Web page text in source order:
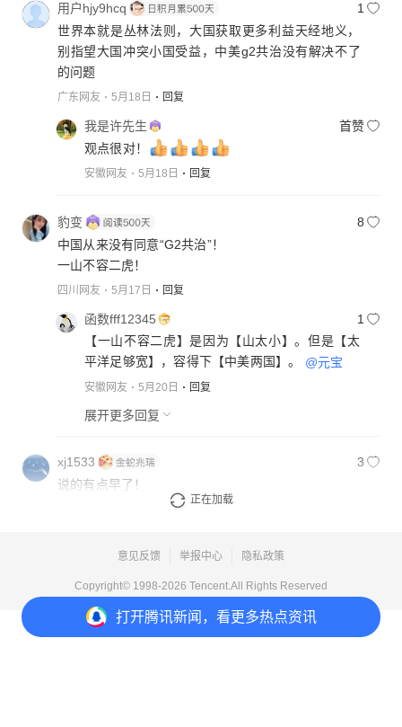
打开腾讯新闻，看更多热点资讯
用户hjy9hcq
1
世界本就是丛林法则，大国获取更多利益天经地义，
别指望大国冲突小国受益，中美g2共治没有解决不了
的问题
广东网友 5月18日 回复
我是许先生
首赞
观点很对！
安徽网友 5月18日 回复
豹变
8
中国从来没有同意“G2共治”！
一山不容二虎！
四川网友 5月17日 回复
函数fff12345
1
【一山不容二虎】是因为【山太小】。但是【太
平洋足够宽】，容得下【中美两国】。 @元宝
安徽网友 5月20日 回复
展开更多回复
xj1533
3
说的有点早了！
回复
正在加载
意见反馈 举报中心 隐私政策
Copyright© 1998-2026 Tencent.All Rights Reserved